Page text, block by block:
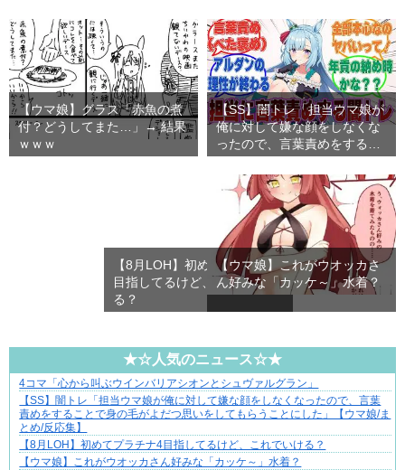
【ウマ娘】グラス「赤魚の煮
付？どうしてまた…」→ 結果
ｗｗｗ
【SS】闇トレ「担当ウマ娘が
俺に対して嫌な顔をしなくな
ったので、言葉責めをする
こ…
【8月LOH】初めてプラチナ4
目指してるけど、これでいけ
る？
【ウマ娘】これがウオッカさ
ん好みな「カッケ～」水着？
★☆人気のニュース☆★
成長の先で気づいた想い、不器用な大人の恋
4コマ「心から叫ぶウインバリアシオンとシュヴァルグラン」
【SS】闇トレ「担当ウマ娘が俺に対して嫌な顔をしなくなったので、言葉
責めをすることで身の毛がよだつ思いをしてもらうことにした」【ウマ娘/ま
とめ/反応集】
【8月LOH】初めてプラチナ4目指してるけど、これでいける？
【ウマ娘】これがウオッカさん好みな「カッケ～」水着？